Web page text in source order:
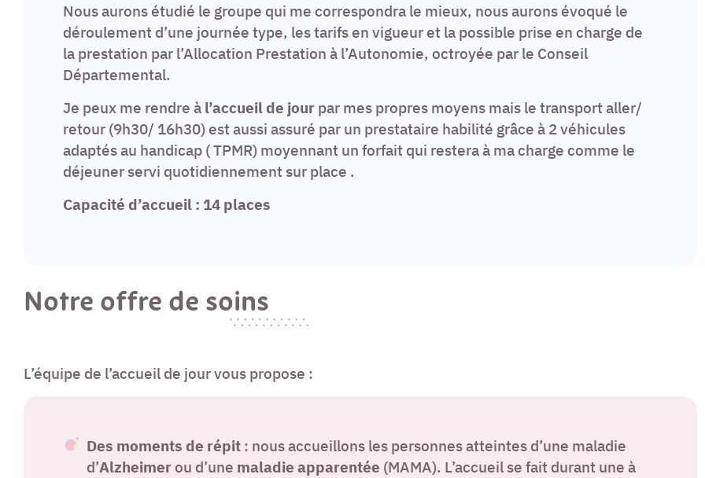
Nous aurons étudié le groupe qui me correspondra le mieux, nous aurons évoqué le
déroulement d’une journée type, les tarifs en vigueur et la possible prise en charge de
la prestation par l’Allocation Prestation à l’Autonomie, octroyée par le Conseil
Départemental.
Je peux me rendre à l’accueil de jour par mes propres moyens mais le transport aller/
retour (9h30/ 16h30) est aussi assuré par un prestataire habilité grâce à 2 véhicules
adaptés au handicap ( TPMR) moyennant un forfait qui restera à ma charge comme le
déjeuner servi quotidiennement sur place .
Capacité d’accueil : 14 places
Notre offre de soins
L’équipe de l’accueil de jour vous propose :
Des moments de répit : nous accueillons les personnes atteintes d’une maladie
d’Alzheimer ou d’une maladie apparentée (MAMA). L’accueil se fait durant une à